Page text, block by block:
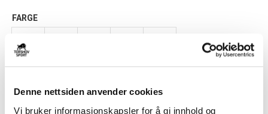
Denne nettsiden anvender cookies
Vi bruker informasjonskapsler for å gi innhold og
FARGE
Størrelse